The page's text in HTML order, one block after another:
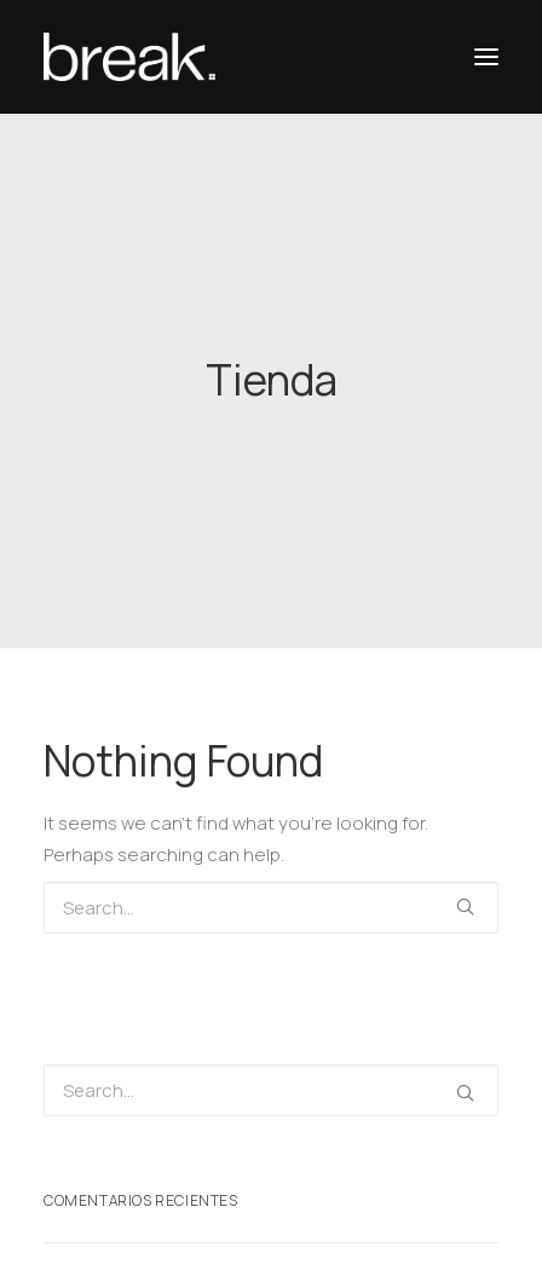
Tienda
Nothing Found
It seems we can’t find what you’re looking for.
Perhaps searching can help.
COMENTARIOS RECIENTES